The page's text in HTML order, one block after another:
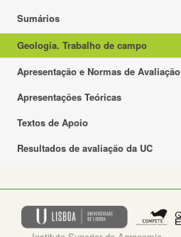
Sumários
Geologia. Trabalho de campo
Apresentação e Normas de Avaliação
Apresentações Teóricas
Textos de Apoio
Resultados de avaliação da UC